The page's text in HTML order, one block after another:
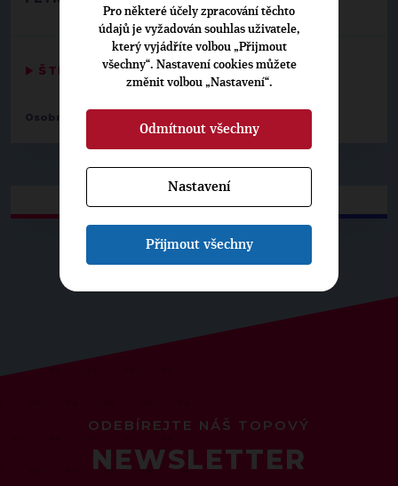
▶ ŠTÍTKY
Osobnosti:
ODEBÍREJTE NÁŠ TOPOVÝ
NEWSLETTER
Pro některé účely zpracování těchto
údajů je vyžadován souhlas uživatele,
který vyjádříte volbou „Přijmout
všechny“. Nastavení cookies můžete
změnit volbou „Nastavení“.
Odmítnout všechny
Nastavení
Přijmout všechny